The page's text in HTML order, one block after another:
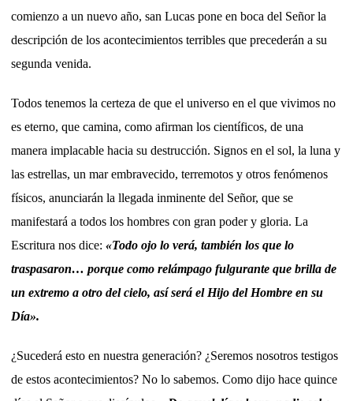
comienzo a un nuevo año, san Lucas pone en boca del Señor la
descripción de los acontecimientos terribles que precederán a su
segunda venida.
Todos tenemos la certeza de que el universo en el que vivimos no
es eterno, que camina, como afirman los científicos, de una
manera implacable hacia su destrucción. Signos en el sol, la luna y
las estrellas, un mar embravecido, terremotos y otros fenómenos
físicos, anunciarán la llegada inminente del Señor, que se
manifestará a todos los hombres con gran poder y gloria. La
Escritura nos dice: «Todo ojo lo verá, también los que lo
traspasaron… porque como relámpago fulgurante que brilla de
un extremo a otro del cielo, así será el Hijo del Hombre en su
Día».
¿Sucederá esto en nuestra generación? ¿Seremos nosotros testigos
de estos acontecimientos? No lo sabemos. Como dijo hace quince